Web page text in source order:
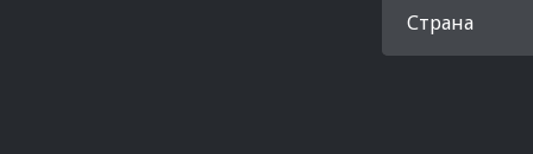
Страна